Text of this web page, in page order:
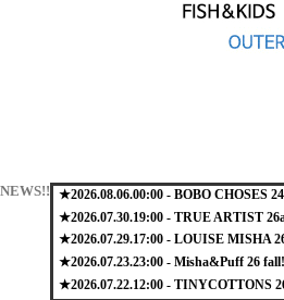
NEWS!!
★2026.08.06.00:00 - BOBO CHOSES
★2026.07.30.19:00 - TRUE ARTIST
★2026.07.29.17:00 - LOUISE MISHA
★2026.07.23.23:00 - Misha&Puff 26
★2026.07.22.12:00 - TINYCOTTONS